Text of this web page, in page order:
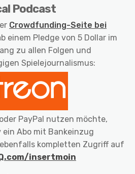
Podcast
Crowdfunding-Seite bei
einem Pledge von 5 Dollar im
zu allen Folgen und
Spielejournalismus:
PayPal nutzen möchte,
Abo mit Bankeinzug
kompletten Zugriff auf
insertmoin